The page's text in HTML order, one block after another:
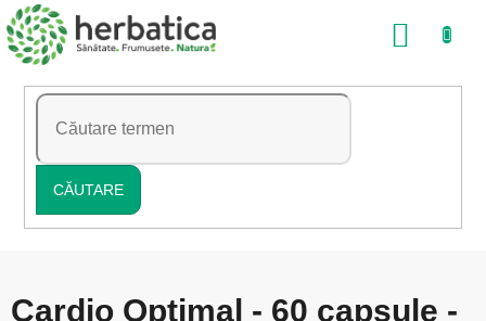
Treci
la
conținut
CĂUTARE
COŞ
Cardio Optimal - 60 capsule -